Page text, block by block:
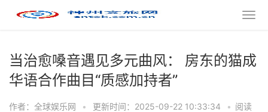
当治愈嗓音遇见多元曲风： 房东的猫成
华语合作曲目“质感加持者”
作者：全球娱乐网 • 更新时间：2025-09-22 10:33:34 • 阅读